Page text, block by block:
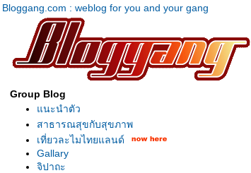
Bloggang.com : weblog for you and your gang
Group Blog
นะนำตัว
สาธารณสุขกับสุขภาพ
เที่ยวละไมไทยแลนด์
Gallary
จิปาถะ